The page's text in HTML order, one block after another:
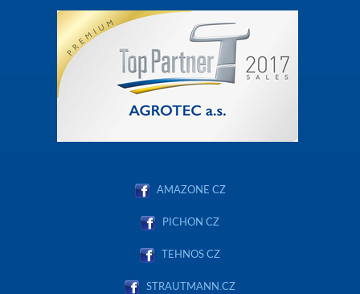
AMAZONE CZ
PICHON CZ
TEHNOS CZ
STRAUTMANN.CZ